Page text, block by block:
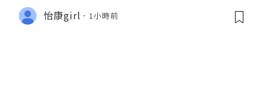
怡康girl 1小時前